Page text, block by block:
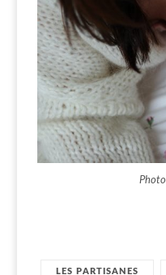
LES PARTISANES